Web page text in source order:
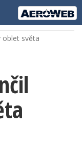
oblet světa